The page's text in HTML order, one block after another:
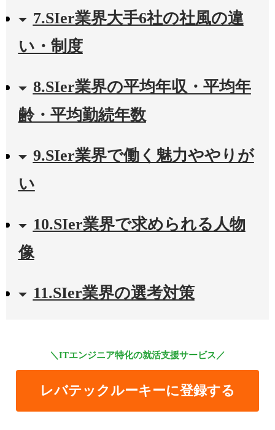
7.SIer業界大手6社の社風の違
い・制度
8.SIer業界の平均年収・平均年
齢・平均勤続年数
9.SIer業界で働く魅力ややりが
い
10.SIer業界で求められる人物
像
11.SIer業界の選考対策
＼ITエンジニア特化の就活支援サービス／
レバテックルーキーに登録する